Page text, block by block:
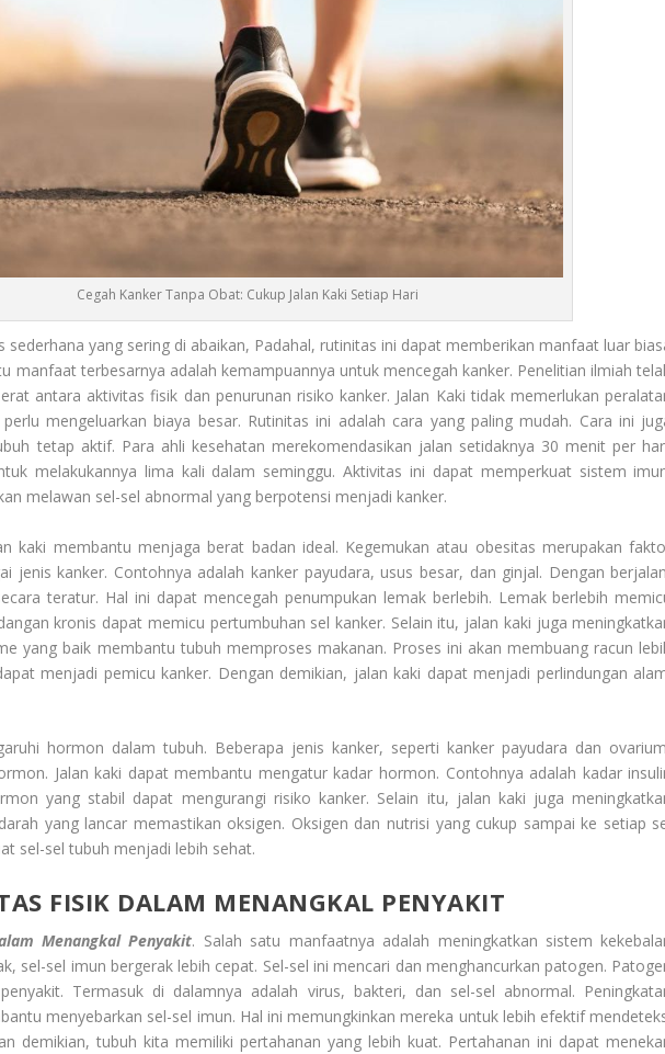
Cegah Kanker Tanpa Obat: Cukup Jalan Kaki Setiap Hari
sederhana yang sering di abaikan, Padahal, rutinitas ini dapat memberikan manfaat luar
manfaat terbesarnya adalah kemampuannya untuk mencegah kanker. Penelitian ilmiah
antara aktivitas fisik dan penurunan risiko kanker. Jalan Kaki tidak memerlukan
mengeluarkan biaya besar. Rutinitas ini adalah cara yang paling mudah. Cara ini
tetap aktif. Para ahli kesehatan merekomendasikan jalan setidaknya 30 menit per
melakukannya lima kali dalam seminggu. Aktivitas ini dapat memperkuat sistem
melawan sel-sel abnormal yang berpotensi menjadi kanker.
kaki membantu menjaga berat badan ideal. Kegemukan atau obesitas merupakan
jenis kanker. Contohnya adalah kanker payudara, usus besar, dan ginjal. Dengan
teratur. Hal ini dapat mencegah penumpukan lemak berlebih. Lemak berlebih
kronis dapat memicu pertumbuhan sel kanker. Selain itu, jalan kaki juga
yang baik membantu tubuh memproses makanan. Proses ini akan membuang racun
menjadi pemicu kanker. Dengan demikian, jalan kaki dapat menjadi perlindungan
hormon dalam tubuh. Beberapa jenis kanker, seperti kanker payudara dan
Jalan kaki dapat membantu mengatur kadar hormon. Contohnya adalah kadar
yang stabil dapat mengurangi risiko kanker. Selain itu, jalan kaki juga
yang lancar memastikan oksigen. Oksigen dan nutrisi yang cukup sampai ke setiap
sel-sel tubuh menjadi lebih sehat.
FISIK DALAM MENANGKAL PENYAKIT
Menangkal Penyakit. Salah satu manfaatnya adalah meningkatkan sistem
sel-sel imun bergerak lebih cepat. Sel-sel ini mencari dan menghancurkan patogen.
Termasuk di dalamnya adalah virus, bakteri, dan sel-sel abnormal.
menyebarkan sel-sel imun. Hal ini memungkinkan mereka untuk lebih efektif
demikian, tubuh kita memiliki pertahanan yang lebih kuat. Pertahanan ini dapat